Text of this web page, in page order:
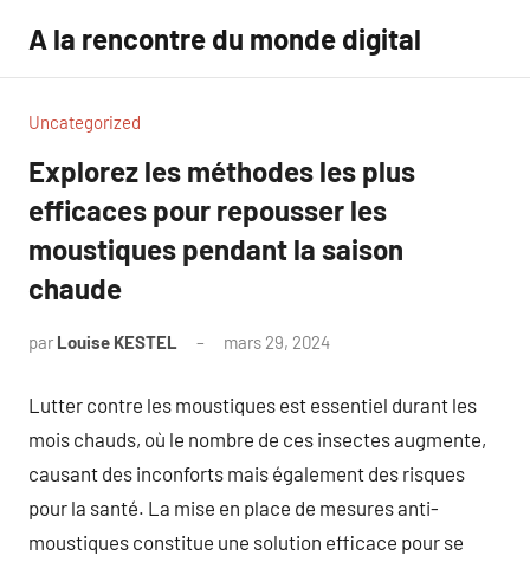
contenu
A la rencontre du monde digital
Uncategorized
Explorez les méthodes les plus
efficaces pour repousser les
moustiques pendant la saison
chaude
par Louise KESTEL mars 29, 2024
Lutter contre les moustiques est essentiel durant les
mois chauds, où le nombre de ces insectes augmente,
causant des inconforts mais également des risques
pour la santé. La mise en place de mesures anti-
moustiques constitue une solution efficace pour se